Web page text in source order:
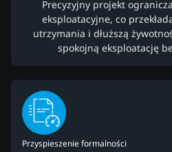
Precyzyjny projekt
eksploatacyjne, co
utrzymania i dłuższą
spokojną eksploatację
Przyspieszenie formalności